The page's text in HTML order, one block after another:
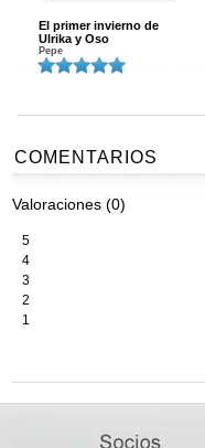
El primer invierno de
Ulrika y Oso
Pepe
COMENTARIOS
Valoraciones (0)
5
4
3
2
1